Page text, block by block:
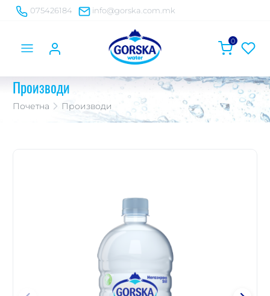
075426184 info@gorska.com.mk
0
Производи
Почетна Производи